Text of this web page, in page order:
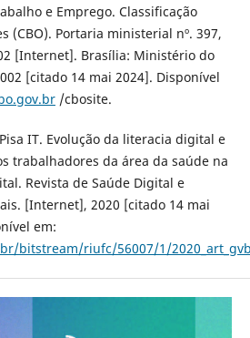
e Emprego. Classificação
(CBO). Portaria ministerial nº. 397,
[Internet]. Brasília: Ministério do
[citado 14 mai 2024]. Disponível
/cbosite.
Pisa IT. Evolução da literacia digital e
trabalhadores da área da saúde na
Revista de Saúde Digital e
[Internet], 2020 [citado 14 mai
em:
bitstream/riufc/56007/1/